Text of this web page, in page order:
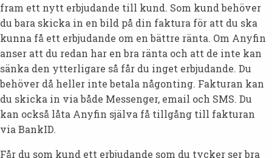
fram ett nytt erbjudande till kund. Som kund behöver
du bara skicka in en bild på din faktura för att du ska
kunna få ett erbjudande om en bättre ränta. Om Anyfin
anser att du redan har en bra ränta och att de inte kan
sänka den ytterligare så får du inget erbjudande. Du
behöver då heller inte betala någonting. Fakturan kan
du skicka in via både Messenger, email och SMS. Du
kan också låta Anyfin själva få tillgång till fakturan
via BankID.
Får du som kund ett erbjudande som du tycker ser bra